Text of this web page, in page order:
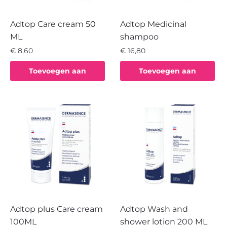
Adtop Care cream 50
ML
€ 8,60
Toevoegen aan
Adtop Medicinal
shampoo
€ 16,80
Toevoegen aan
Adtop plus Care cream
100ML
Adtop Wash and
shower lotion 200 ML